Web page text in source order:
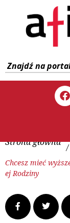
Strona główna /
Chcesz mieć
ej Rodziny